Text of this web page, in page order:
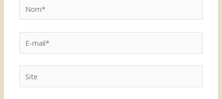
mail*